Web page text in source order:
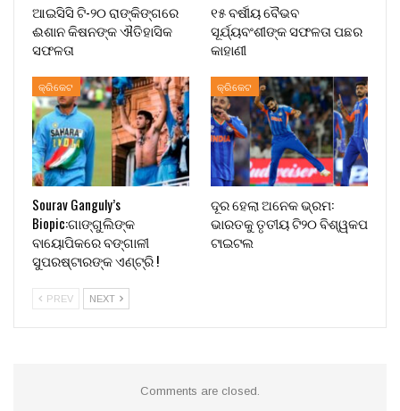
ଆଇସିସି ଟି-୨୦ ରାଙ୍କିଙ୍ଗରେ
ଈଶାନ କିଷନଙ୍କ ଐତିହାସିକ
ସଫଳତା
୧୫ ବର୍ଷୀୟ ବୈଭବ
ସୂର୍ଯ୍ୟବଂଶୀଙ୍କ ସଫଳତା ପଛର
କାହାଣୀ
କ୍ରିକେଟ
Sourav Ganguly’s
Biopic:ଗାଙ୍ଗୁଲିଙ୍କ
ବାୟୋପିକରେ ବଙ୍ଗାଳୀ
ସୁପରଷ୍ଟାରଙ୍କ ଏଣ୍ଟ୍ରି !
କ୍ରିକେଟ
ଦୂର ହେଲା ଅନେକ ଭ୍ରମ:
ଭାରତକୁ ତୃତୀୟ ଟି୨୦ ବିଶ୍ୱକପ
ଟାଇଟଲ
PREV NEXT
Comments are closed.